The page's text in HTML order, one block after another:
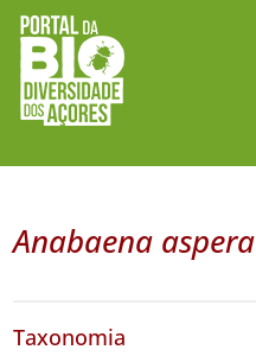
Anabaena aspera
Taxonomia